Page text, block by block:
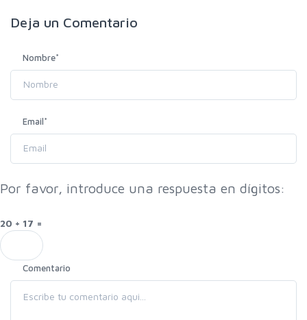
Deja un Comentario
Nombre*
Email*
Por favor, introduce una respuesta en dígitos:
20 + 17 =
Comentario